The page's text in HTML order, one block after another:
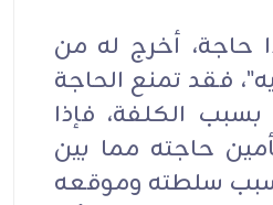
حاجة، أخرج له من
فقد تمنع الحاجة
الكلفة، فإذا
حاجته مما بين
سلطته وموقعه